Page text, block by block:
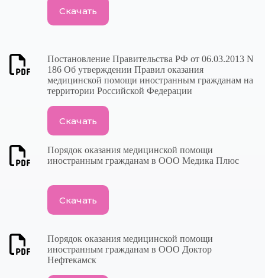
Скачать
Постановление Правительства РФ от 06.03.2013 N
186 Об утверждении Правил оказания
медицинской помощи иностранным гражданам на
территории Российской Федерации
Скачать
Порядок оказания медицинской помощи
иностранным гражданам в ООО Медика Плюс
Скачать
Порядок оказания медицинской помощи
иностранным гражданам в ООО Доктор
Нефтекамск